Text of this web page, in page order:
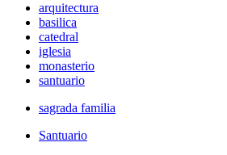
arquitectura
basilica
catedral
iglesia
monasterio
santuario
sagrada familia
Santuario